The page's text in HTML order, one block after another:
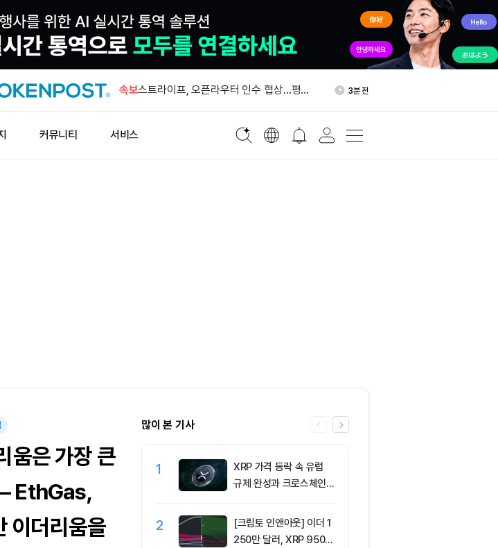
속보
알파벳 채권 발행에 1,150억 달러 청약 수
27분 전
스트라이프, 오픈라우터 인수 협상…평가
3분 전
커뮤니티 서비스
은 가장 큰
EthGas,
이더리움을
많이 본 기사
1
XRP 가격 등락 속 유럽
규제 완성과 크로스체인
2
[크립토 인앤아웃] 이더 1
250만 달러, XRP 950만